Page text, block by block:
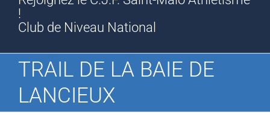
!
Club de Niveau National
TRAIL DE LA BAIE DE
LANCIEUX